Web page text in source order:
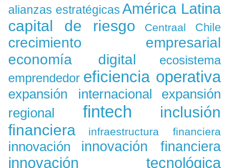
alianzas estratégicas América Latina
capital de riesgo Centraal Chile
crecimiento empresarial
economía digital
ecosistema
emprendedor eficiencia operativa
expansión internacional
expansión
regional
fintech
inclusión
financiera
infraestructura financiera
innovación innovación financiera
innovación tecnológica